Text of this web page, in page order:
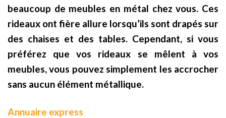
beaucoup de meubles en métal chez vous. Ces
rideaux ont fière allure lorsqu’ils sont drapés sur
des chaises et des tables. Cependant, si vous
préférez que vos rideaux se mêlent à vos
meubles, vous pouvez simplement les accrocher
sans aucun élément métallique.
Annuaire express